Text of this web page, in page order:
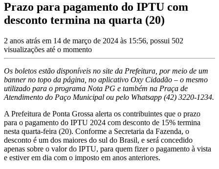
Prazo para pagamento do IPTU com
desconto termina na quarta (20)
2 anos atrás em 14 de março de 2024 às 15:56, possui 502
visualizações até o momento
Os boletos estão disponíveis no site da Prefeitura, por meio de um
banner no topo da página, no aplicativo Oxy Cidadão – o mesmo
utilizado para o programa Nota PG e também na Praça de
Atendimento do Paço Municipal ou pelo Whatsapp (42) 3220-1234.
A Prefeitura de Ponta Grossa alerta os contribuintes que o prazo
para o pagamento do IPTU 2024 com desconto de 15% termina
nesta quarta-feira (20). Conforme a Secretaria da Fazenda, o
desconto é um dos maiores do sul do Brasil, e será concedido
apenas sobre o valor do IPTU, para quem fizer o pagamento à vista
e estiver em dia com o imposto em anos anteriores.